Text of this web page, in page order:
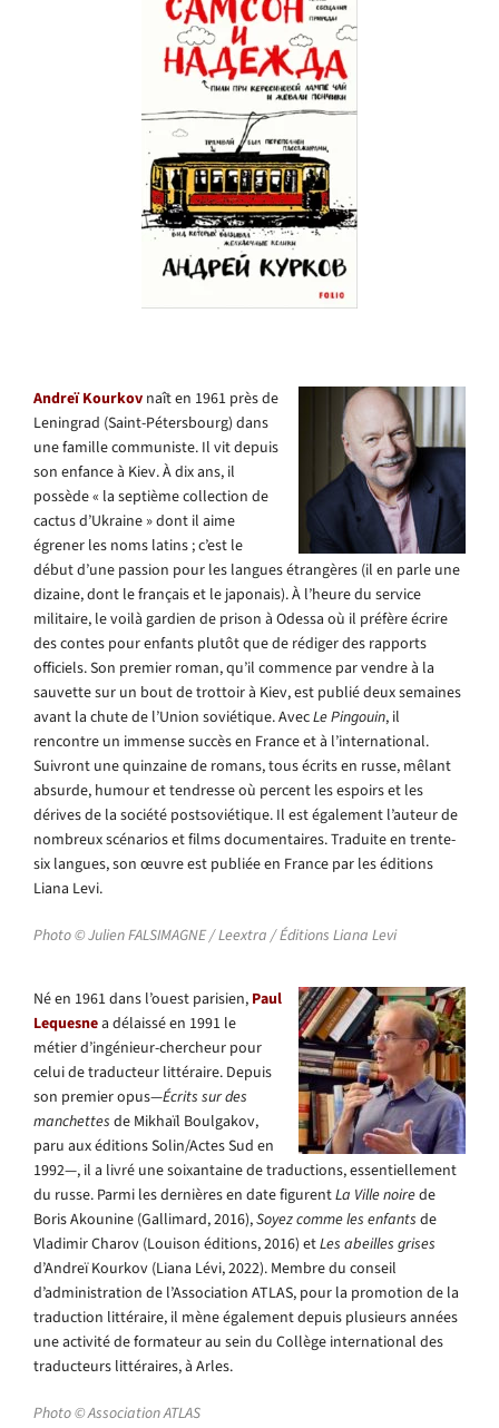
Andreï Kourkov naît en 1961 près de
Leningrad (Saint-Pétersbourg) dans
une famille communiste. Il vit depuis
son enfance à Kiev. À dix ans, il
possède « la septième collection de
cactus d’Ukraine » dont il aime
égrener les noms latins ; c’est le
début d’une passion pour les langues étrangères (il en parle une
dizaine, dont le français et le japonais). À l’heure du service
militaire, le voilà gardien de prison à Odessa où il préfère écrire
des contes pour enfants plutôt que de rédiger des rapports
officiels. Son premier roman, qu’il commence par vendre à la
sauvette sur un bout de trottoir à Kiev, est publié deux semaines
avant la chute de l’Union soviétique. AvecLe Pingouin, il
rencontre un immense succès en France et à l’international.
Suivront une quinzaine de romans, tous écrits en russe, mêlant
absurde, humour et tendresse où percent les espoirs et les
dérives de la société postsoviétique. Il est également l’auteur de
nombreux scénarios et films documentaires. Traduite en trente-
six langues, son œuvre est publiée en France par les éditions
Liana Levi.
Photo ©️ Julien FALSIMAGNE / Leextra / Éditions Liana Levi
Né en 1961 dans l’ouest parisien, Paul
Lequesnea délaissé en 1991 le
métier d’ingénieur-chercheur pour
celui de traducteur littéraire. Depuis
son premier opus—Écrits sur des
manchettes de Mikhaïl Boulgakov,
paru aux éditions Solin/Actes Sud en
1992—, il a livré une soixantaine de traductions, essentiellement
du russe. Parmi les dernières en date figurentLa Ville noirede
Boris Akounine (Gallimard, 2016),Soyez comme les enfants de
Vladimir Charov (Louison éditions, 2016) etLes abeilles grises
d’Andreï Kourkov (Liana Lévi, 2022). Membre du conseil
d’administration de l’Association ATLAS, pour la promotion de la
traduction littéraire, il mène également depuis plusieurs années
une activité de formateur au sein du Collège international des
traducteurs littéraires, à Arles.
Photo ©️ Association ATLAS